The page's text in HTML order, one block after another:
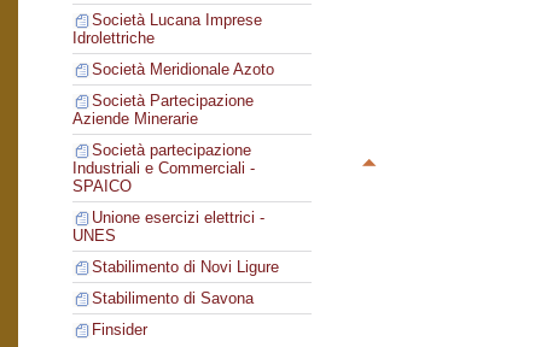
Società Lucana Imprese
Idrolettriche
Società Meridionale Azoto
Società Partecipazione
Aziende Minerarie
Società partecipazione
Industriali e Commerciali -
SPAICO
Unione esercizi elettrici -
UNES
Stabilimento di Novi Ligure
Stabilimento di Savona
Finsider